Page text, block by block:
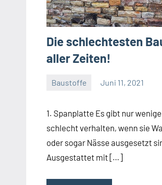
Die schlechtesten
aller Zeiten!
Baustoffe Juni 11, 2021
1. Spanplatte Es gibt nur
schlecht verhalten, wenn sie
oder sogar Nässe ausgesetzt
Ausgestattet mit […]